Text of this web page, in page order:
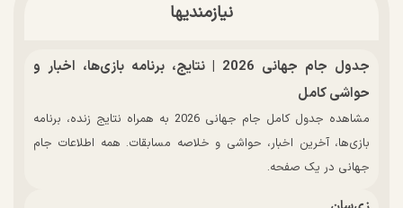
نیازمندیها
جدول جام جهانی 2026 | نتایج، برنامه بازی‌ها، اخبار و
حواشی کامل
مشاهده جدول کامل جام جهانی 2026 به همراه نتایج زنده، برنامه
بازی‌ها، آخرین اخبار، حواشی و خلاصه مسابقات. همه اطلاعات جام
جهانی در یک صفحه.